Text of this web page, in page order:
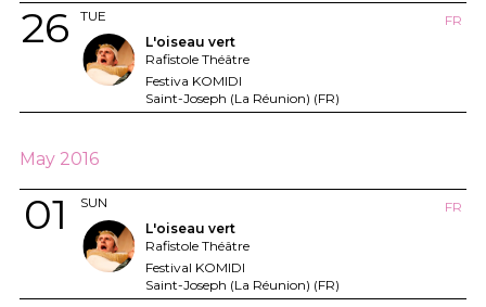
TUE
26
FR
L'oiseau vert
Rafistole Théâtre
Festiva KOMIDI
Saint-Joseph (La Réunion) (FR)
May 2016
SUN
01
FR
L'oiseau vert
Rafistole Théâtre
Festival KOMIDI
Saint-Joseph (La Réunion) (FR)